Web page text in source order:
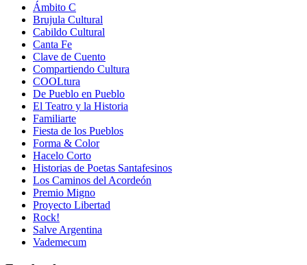
Ámbito C
Brujula Cultural
Cabildo Cultural
Canta Fe
Clave de Cuento
Compartiendo Cultura
COOLtura
De Pueblo en Pueblo
El Teatro y la Historia
Familiarte
Fiesta de los Pueblos
Forma & Color
Hacelo Corto
Historias de Poetas Santafesinos
Los Caminos del Acordeón
Premio Migno
Proyecto Libertad
Rock!
Salve Argentina
Vademecum